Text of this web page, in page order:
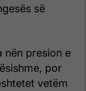
së
nën presion e
por
vetëm